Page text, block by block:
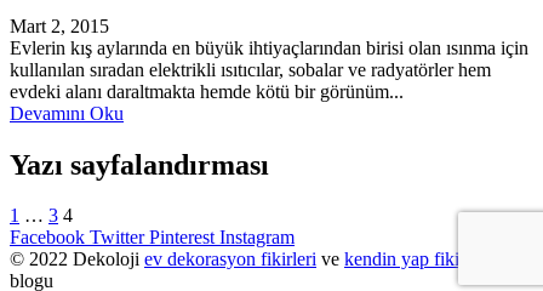
Mart 2, 2015
Evlerin kış aylarında en büyük ihtiyaçlarından birisi olan ısınma için
kullanılan sıradan elektrikli ısıtıcılar, sobalar ve radyatörler hem
evdeki alanı daraltmakta hemde kötü bir görünüm...
Devamını Oku
Yazı sayfalandırması
1 … 3 4
Facebook Twitter Pinterest Instagram
© 2022 Dekoloji ev dekorasyon fikirleri ve kendin yap fikirleri
blogu